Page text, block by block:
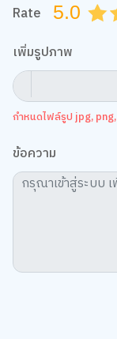
Rate 5.0
เพิ่มรูปภาพ
กำหนดไฟล์รูป jpg,
ข้อความ